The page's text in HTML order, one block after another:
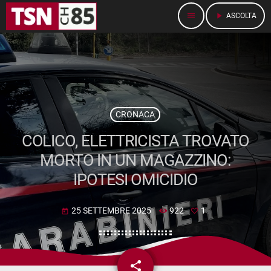
menu play_arrow ASCOLTA
CRONACA
COLICO, ELETTRICISTA TROVATO
MORTO IN UN MAGAZZINO:
IPOTESI OMICIDIO
today 25 SETTEMBRE 2025 922 1
share
email